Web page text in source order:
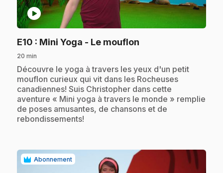
play_circle
E10 : Mini Yoga - Le mouflon
20 min
.Découvre le yoga à travers les yeux d'un petit
mouflon curieux qui vit dans les Rocheuses
canadiennes! Suis Christopher dans cette
aventure « Mini yoga à travers le monde » remplie
de poses amusantes, de chansons et de
rebondissements!
Abonnement